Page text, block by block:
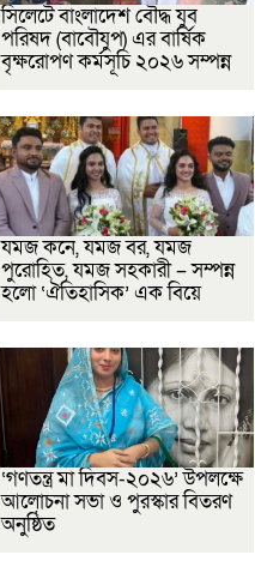
সিলেটে বাংলাদেশ বৌদ্ধ যুব
পরিষদ (বাবৌযুপ) এর বার্ষিক
বৃক্ষরোপণ কর্মসূচি ২০২৬ সম্পন্ন
যমজ কনে, যমজ বর, যমজ
পুরোহিত, যমজ সহকারী – সম্পন্ন
হলো ‘ঐতিহাসিক’ এক বিয়ে
‘গণতন্ত্র মা দিবস-২০২৬’ উপলক্ষে
আলোচনা সভা ও পুরস্কার বিতরণ
অনুষ্ঠিত